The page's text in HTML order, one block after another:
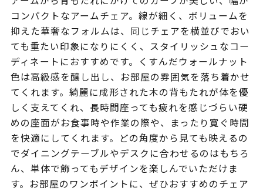
コンパクトなアームチェア。線が細く、ボリュームを
抑えた華奢なフォルムは、同じチェアを横並びでおい
ても重たい印象になりにくく、スタイリッシュなコー
ディネートにおすすめです。くすんだウォールナット
色は高級感を醸し出し、お部屋の雰囲気を落ち着かせ
てくれます。綺麗に成形された木の背もたれが体を優
しく支えてくれ、長時間座っても疲れを感じづらい硬
めの座面がお食事時や作業の際や、まったり寛ぐ時間
を快適にしてくれます。どの角度から見ても映えるの
でダイニングテーブルやデスクに合わせるのはもちろ
ん、単体で飾ってもデザインを楽しんでいただけま
す。お部屋のワンポイントに、ぜひおすすめのチェア